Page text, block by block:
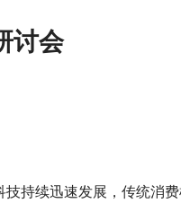
讨会
持续迅速发展，传统消